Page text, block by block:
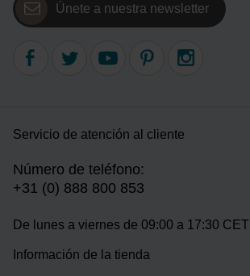
Únete a nuestra newsletter
Servicio de atención al cliente
Número de teléfono:
+31 (0) 888 800 853
De lunes a viernes de 09:00 a 17:30 CET
Información de la tienda